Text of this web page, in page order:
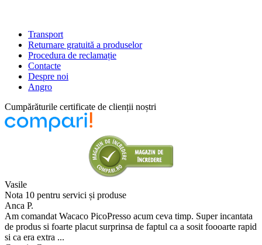
Transport
Returnare gratuită a produselor
Procedura de reclamație
Contacte
Despre noi
Angro
Cumpărăturile certificate de clienții noștri
Vasile
Nota 10 pentru servici și produse
Anca P.
Am comandat Wacaco PicoPresso acum ceva timp. Super incantata
de produs si foarte placut surprinsa de faptul ca a sosit foooarte rapid
si ca era extra ...